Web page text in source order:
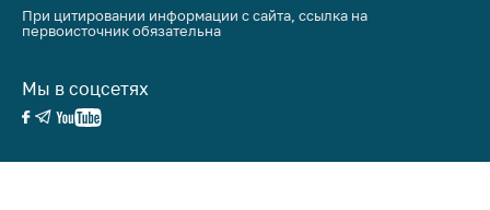
При цитировании информации с сайта, ссылка на
первоисточник обязательна
Мы в соцсетях